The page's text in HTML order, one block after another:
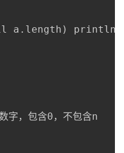
a.length)
，包含0，不包含n